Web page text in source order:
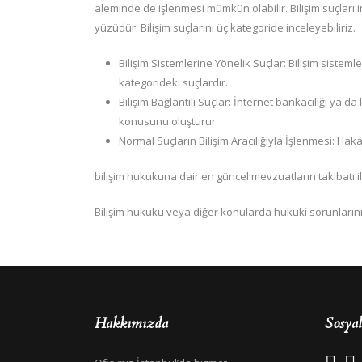
aleminde de işlenmesi mümkün olabilir. Bilişim
yüzüdür. Bilişim suçlarını üç kategoride inceleyebiliriz.
Bilişim Sistemlerine Yönelik Suçlar: Bilişim
kategorideki suçlardır.
Bilişim Bağlantılı Suçlar: İnternet bankacılığı ya
konusunu oluşturur.
Normal Suçların Bilişim Aracılığıyla İşlenmesi:
bilişim hukukuna dair en güncel mevzuatların
Bilişim hukuku veya diğer konularda hukuki
Hakkımızda